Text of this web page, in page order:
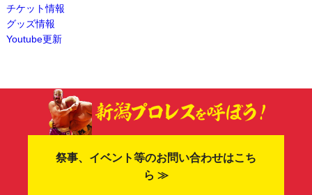
チケット情報
グッズ情報
Youtube更新
祭事、イベント等のお問い合わせはこち
ら ≫